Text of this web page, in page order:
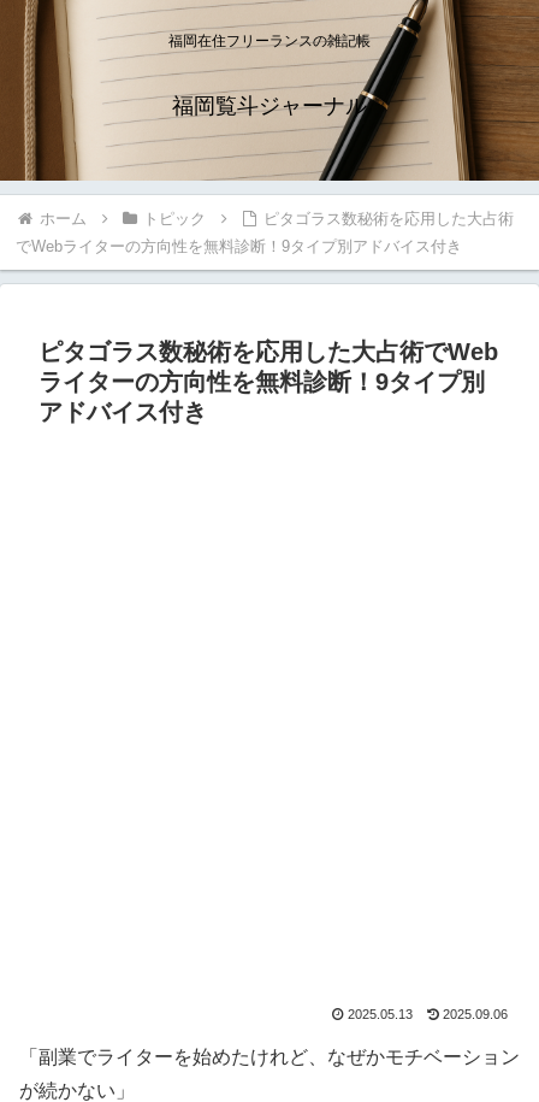
福岡在住フリーランスの雑記帳
福岡覧斗ジャーナル
ホーム トピック
ピタゴラス数秘術を応用した大占術
でWebライターの方向性を無料診断！9タイプ別アドバイス付き
ピタゴラス数秘術を応用した大占術でWeb
ライターの方向性を無料診断！9タイプ別
アドバイス付き
2025.05.13 2025.09.06
「副業でライターを始めたけれど、なぜかモチベーション
が続かない」